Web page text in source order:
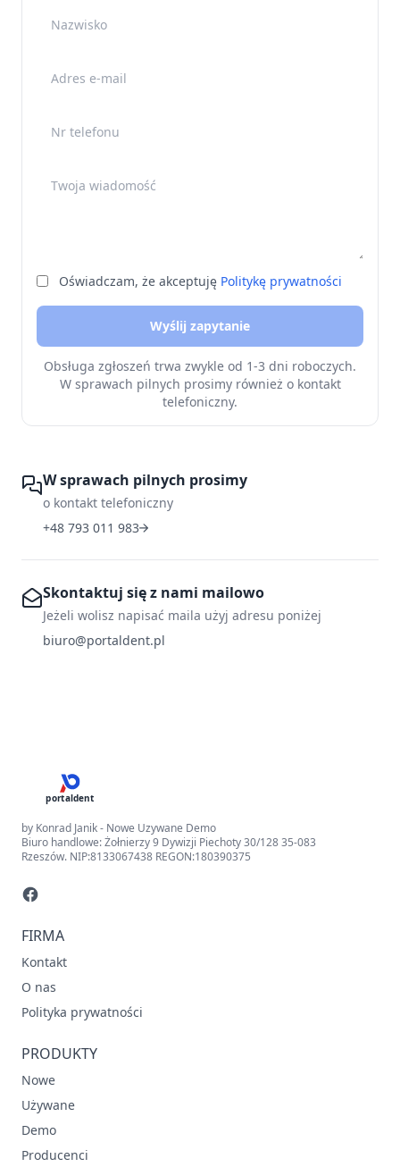
Nazwisko
Adres e-mail
Nr telefonu
Twoja wiadomość
Oświadczam, że akceptuję Politykę prywatności
Wyślij zapytanie
Obsługa zgłoszeń trwa zwykle od 1-3 dni roboczych.
W sprawach pilnych prosimy również o kontakt
telefoniczny.
W sprawach pilnych prosimy
o kontakt telefoniczny
+48 793 011 983
Skontaktuj się z nami mailowo
Jeżeli wolisz napisać maila użyj adresu poniżej
biuro@portaldent.pl
portaldent
by Konrad Janik - Nowe Uzywane Demo
Biuro handlowe: Żołnierzy 9 Dywizji Piechoty 30/128 35-083
Rzeszów. NIP:8133067438 REGON:180390375
FIRMA
Kontakt
O nas
Polityka prywatności
PRODUKTY
Nowe
Używane
Demo
Producenci